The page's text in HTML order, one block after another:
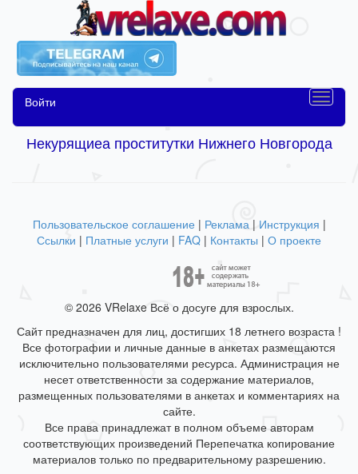
Войти
Некурящиеа проститутки Нижнего Новгорода
Пользовательское соглашение | Реклама| Инструкция |
Ссылки | Платные услуги | FAQ | Контакты | О проекте
© 2026 VRelaxe Всё о досуге для взрослых.
Сайт предназначен для лиц, достигших 18 летнего возраста !
Все фотографии и личные данные в анкетах размещаются
исключительно пользователями ресурса. Администрация не
несет ответственности за содержание материалов,
размещенных пользователями в анкетах и комментариях на
сайте.
Все права принадлежат в полном объеме авторам
соответствующих произведений Перепечатка копирование
материалов только по предварительному разрешению.